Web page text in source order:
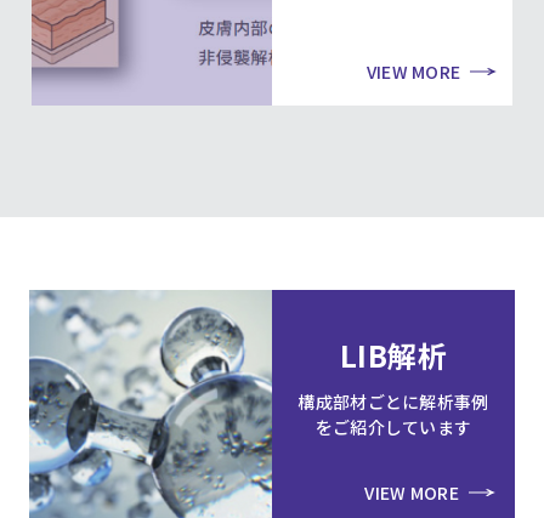
VIEW MORE
LIB解析
構成部材ごとに解析事例
をご紹介しています
VIEW MORE